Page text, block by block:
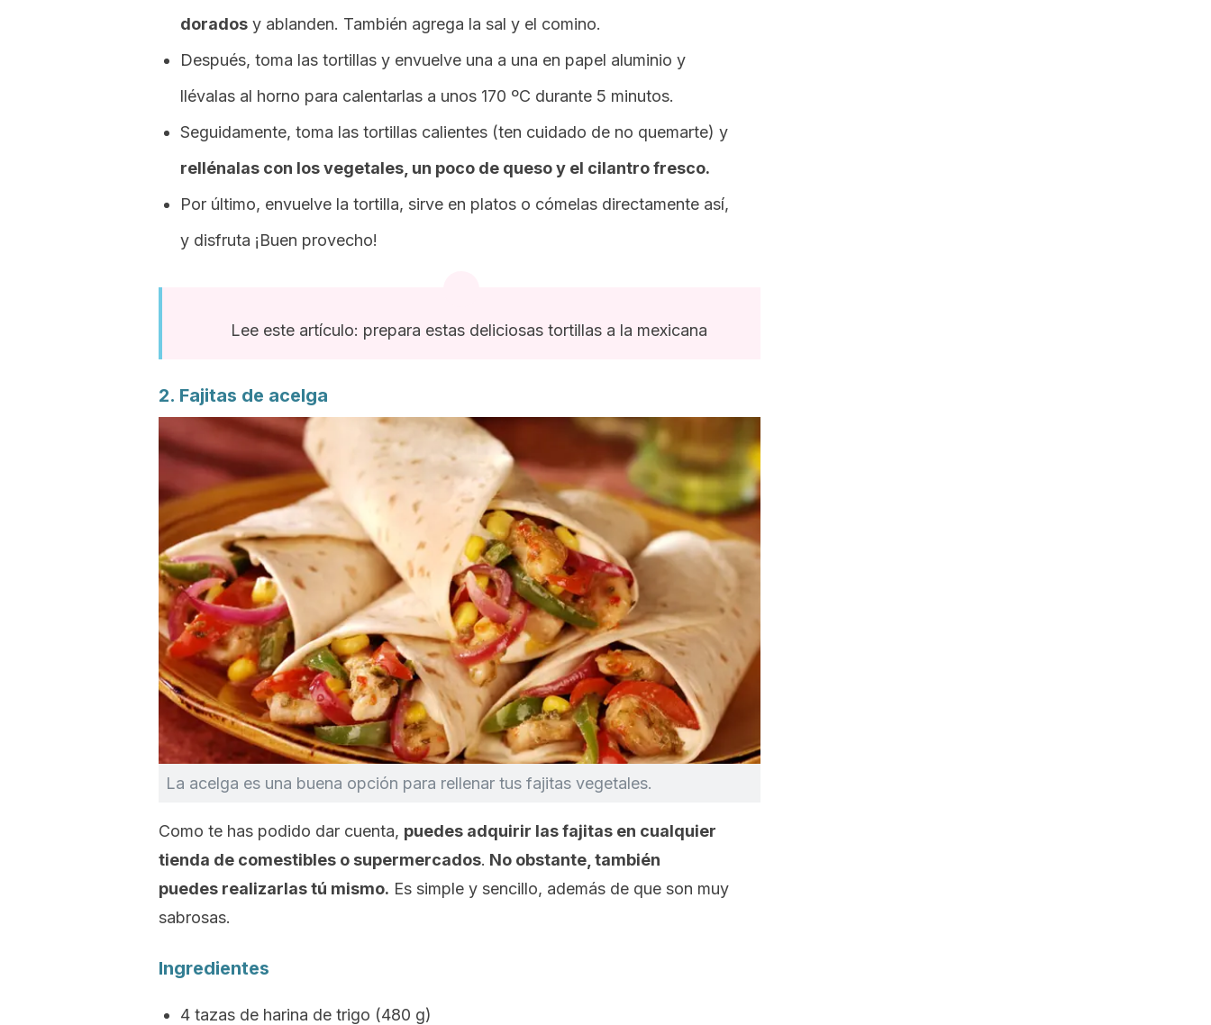
dorados y ablanden. También agrega la sal y el comino.
Después, toma las tortillas y envuelve una a una en papel aluminio y
llévalas al horno para calentarlas a unos 170 ºC durante 5 minutos.
Seguidamente, toma las tortillas calientes (ten cuidado de no quemarte) y
rellénalas con los vegetales, un poco de queso y el cilantro fresco.
Por último, envuelve la tortilla, sirve en platos o cómelas directamente así,
y disfruta ¡Buen provecho!
Lee este artículo: prepara estas deliciosas tortillas a la mexicana
2. Fajitas de acelga
La acelga es una buena opción para rellenar tus fajitas vegetales.
Como te has podido dar cuenta, puedes adquirir las fajitas en cualquier
tienda de comestibles o supermercados. No obstante, también
puedes realizarlas tú mismo. Es simple y sencillo, además de que son muy
sabrosas.
Ingredientes
4 tazas de harina de trigo (480 g)